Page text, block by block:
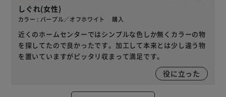
しぐれ(女性)
カラー : パープル／オフホワイト 購入
近くのホームセンターではシンプルな色しか無くカラーの物
を探してたので良かったです。加工して本来とは少し違う物
を置いていますがピッタリ収まって満足です。
役に立った